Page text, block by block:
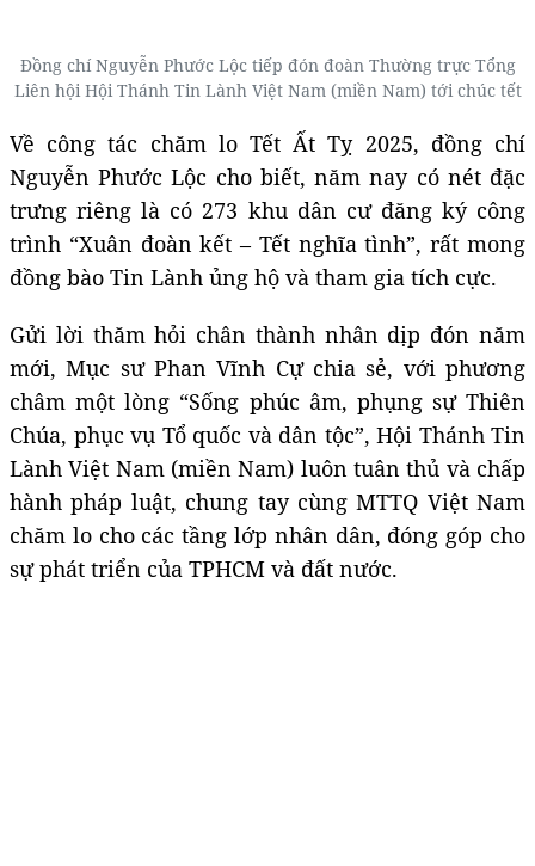
Đồng chí Nguyễn Phước Lộc tiếp đón đoàn Thường trực Tổng
Liên hội Hội Thánh Tin Lành Việt Nam (miền Nam) tới chúc tết
Về công tác chăm lo Tết Ất Tỵ 2025, đồng chí
Nguyễn Phước Lộc cho biết, năm nay có nét đặc
trưng riêng là có 273 khu dân cư đăng ký công
trình “Xuân đoàn kết – Tết nghĩa tình”, rất mong
đồng bào Tin Lành ủng hộ và tham gia tích cực.
Gửi lời thăm hỏi chân thành nhân dịp đón năm
mới, Mục sư Phan Vĩnh Cự chia sẻ, với phương
châm một lòng “Sống phúc âm, phụng sự Thiên
Chúa, phục vụ Tổ quốc và dân tộc”, Hội Thánh Tin
Lành Việt Nam (miền Nam) luôn tuân thủ và chấp
hành pháp luật, chung tay cùng MTTQ Việt Nam
chăm lo cho các tầng lớp nhân dân, đóng góp cho
sự phát triển của TPHCM và đất nước.